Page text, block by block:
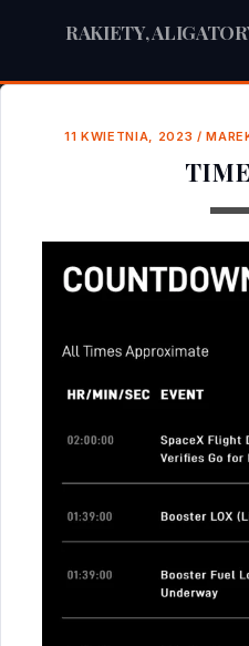
RAKIETY,
11 KWIETNIA, 2023 /